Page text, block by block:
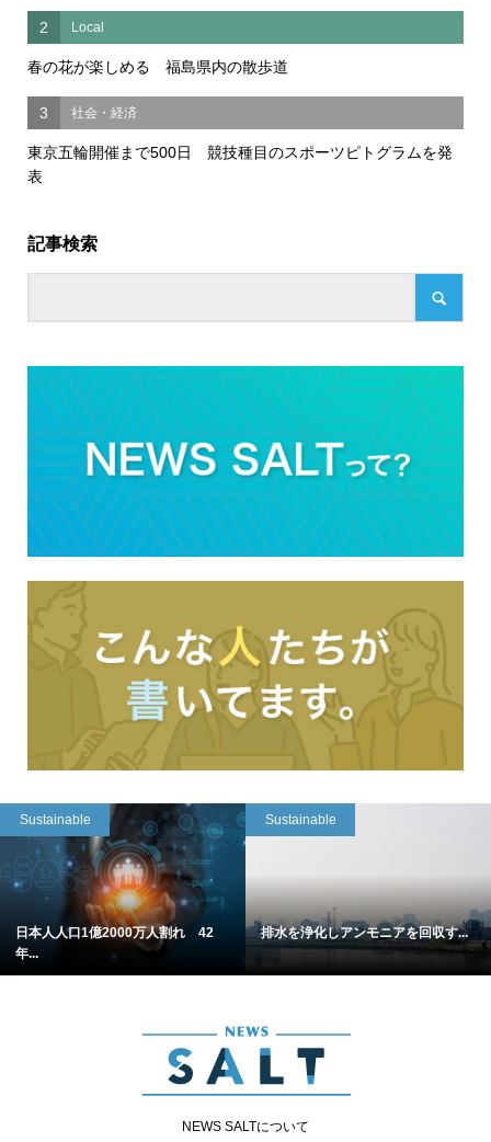
2 Local
春の花が楽しめる 福島県内の散歩道
3 社会・経済
東京五輪開催まで500日 競技種目のスポーツピトグラムを発
表
記事検索
Sustainable
日本人人口1億2000万人割れ 42
年...
Sustainable
排水を浄化しアンモニアを回収す...
NEWS SALTについて